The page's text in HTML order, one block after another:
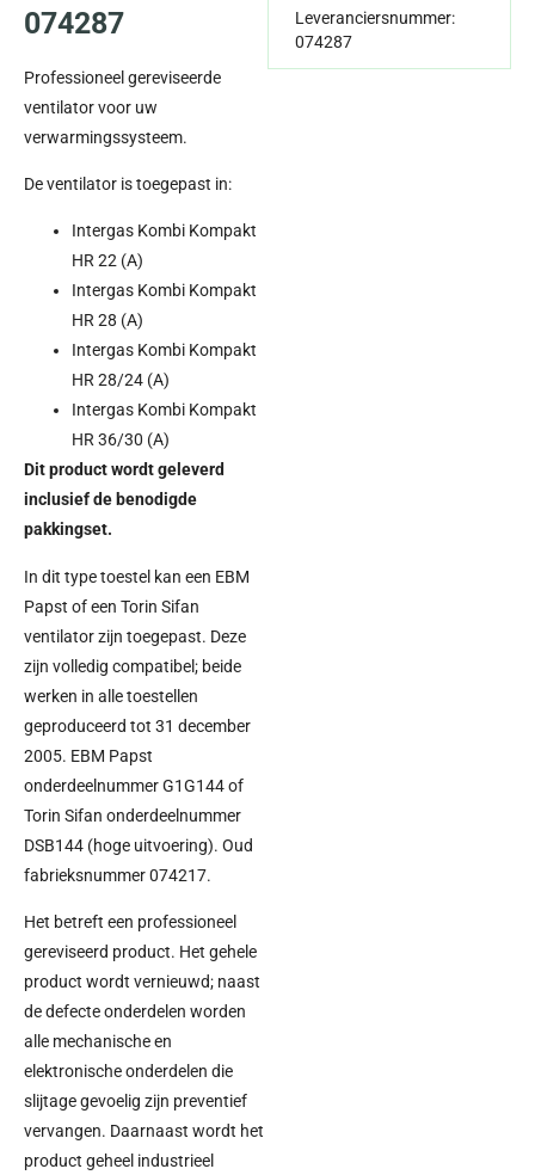
074287
Professioneel gereviseerde
ventilator voor uw
verwarmingssysteem.
De ventilator is toegepast in:
Intergas Kombi Kompakt
HR 22 (A)
Intergas Kombi Kompakt
HR 28 (A)
Intergas Kombi Kompakt
HR 28/24 (A)
Intergas Kombi Kompakt
HR 36/30 (A)
Dit product wordt geleverd
inclusief de benodigde
pakkingset.
In dit type toestel kan een EBM
Papst of een Torin Sifan
ventilator zijn toegepast. Deze
zijn volledig compatibel; beide
werken in alle toestellen
geproduceerd tot 31 december
2005. EBM Papst
onderdeelnummer G1G144 of
Torin Sifan onderdeelnummer
DSB144 (hoge uitvoering). Oud
fabrieksnummer 074217.
Het betreft een professioneel
gereviseerd product. Het gehele
product wordt vernieuwd; naast
de defecte onderdelen worden
alle mechanische en
elektronische onderdelen die
slijtage gevoelig zijn preventief
vervangen. Daarnaast wordt het
product geheel industrieel
Leveranciersnummer:
074287